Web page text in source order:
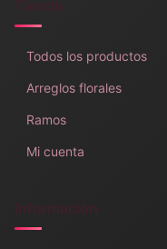
Todos los productos
Arreglos florales
Ramos
Mi cuenta
Información